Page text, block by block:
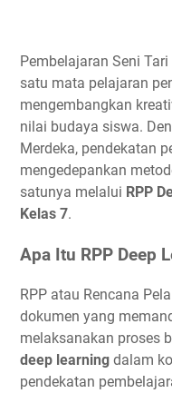
Pembelajaran Seni
satu mata pelajaran
mengembangkan
nilai budaya siswa.
Merdeka, pendekatan
mengedepankan
satunya melalui RPP
Kelas 7.
Apa Itu RPP Deep
RPP atau Rencana
dokumen yang
melaksanakan proses
deep learning dalam
pendekatan